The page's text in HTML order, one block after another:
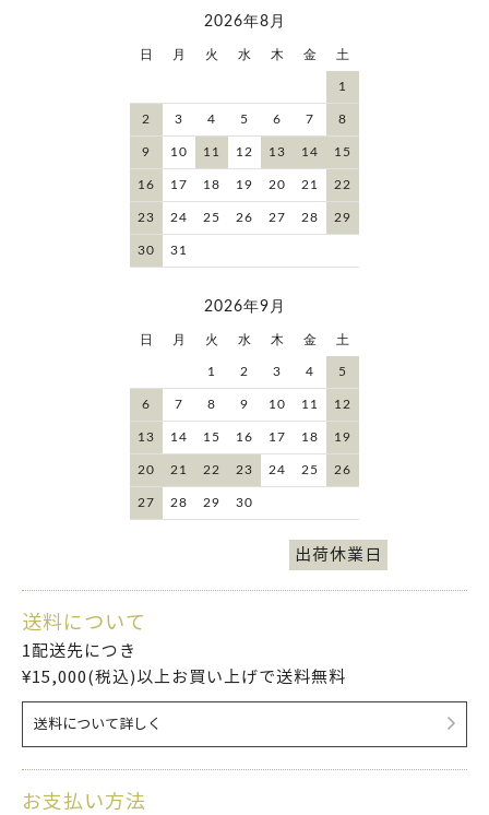
2026年8月
日 月 火 水 木 金 土
1
2 3 4 5 6 7 8
9 10 11 12 13 14 15
16 17 18 19 20 21 22
23 24 25 26 27 28 29
30 31
2026年9月
日 月 火 水 木 金 土
1 2 3 4 5
6 7 8 9 10 11 12
13 14 15 16 17 18 19
20 21 22 23 24 25 26
27 28 29 30
出荷休業日
送料について
1配送先につき
¥15,000(税込)以上お買い上げで送料無料
送料について詳しく
お支払い方法